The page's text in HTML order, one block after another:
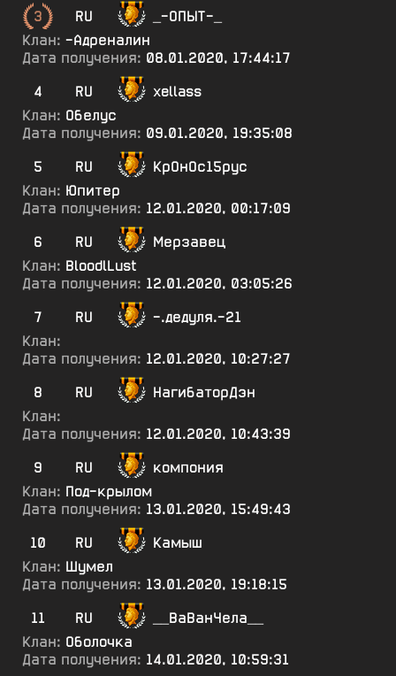
3
RU
_-ОПЫТ-_
Клан: -Адреналин
Дата получения: 08.01.2020, 17:44:17
4
RU
xellass
Клан: Обелус
Дата получения: 09.01.2020, 19:35:08
5
RU
КрОнОс15рус
Клан: Юпитер
Дата получения: 12.01.2020, 00:17:09
6
RU
Мерзавец
Клан: BloodlLust
Дата получения: 12.01.2020, 03:05:26
7
RU
-.дедуля.-21
Клан:
Дата получения: 12.01.2020, 10:27:27
8
RU
НагибаторДэн
Клан:
Дата получения: 12.01.2020, 10:43:39
9
RU
компония
Клан: Под-крылом
Дата получения: 13.01.2020, 15:49:43
10
RU
Камыш
Клан: Шумел
Дата получения: 13.01.2020, 19:18:15
11
RU
__ВаВанЧела__
Клан: Оболочка
Дата получения: 14.01.2020, 10:59:31